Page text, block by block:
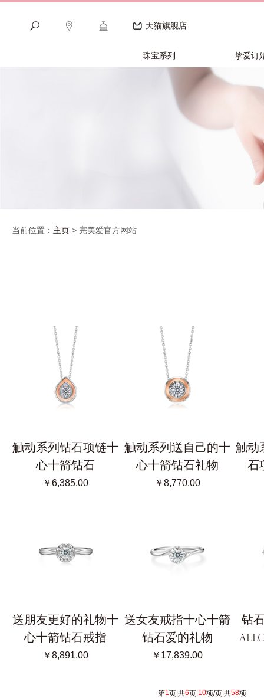
天猫旗舰店
珠宝系列 挚爱订
当前位置： 主页 > 完美爱官方网站
触动系列钻石项链十
心十箭钻石
￥6,385.00
触动系列送自己的十
心十箭钻石礼物
￥8,770.00
触动
石
送朋友更好的礼物十
心十箭钻石戒指
￥8,891.00
送女友戒指十心十箭
钻石爱的礼物
￥17,839.00
钻
第1 页|共6页|10项/页|共58项 [